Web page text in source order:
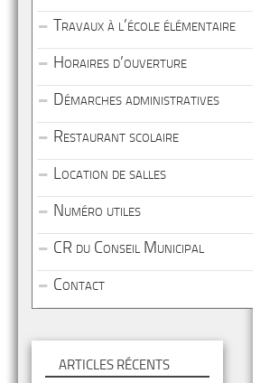
Travaux à l’école élémentaire
Horaires d’ouverture
Démarches administratives
Restaurant scolaire
Location de salles
Numéro utiles
CR du Conseil Municipal
Contact
ARTICLES RÉCENTS